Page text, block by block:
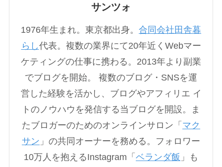
サンツォ
1976年生まれ。東京都出身。 合同会社田舎暮
らし代表。複数の業界にて20年近くWebマー
ケティングの仕事に携わる。2013年より副業
でブログを開始。 複数のブログ・SNSを運
営した経験を活かし、ブログやアフィリエ イ
トのノウハウを発信する当ブログを開設。ま
たブロガーのためのオンラインサロン「 マク
サン 」の共同オーナーを務める。フォロワー
10万人を抱えるInstagram「 ベランダ飯 」も